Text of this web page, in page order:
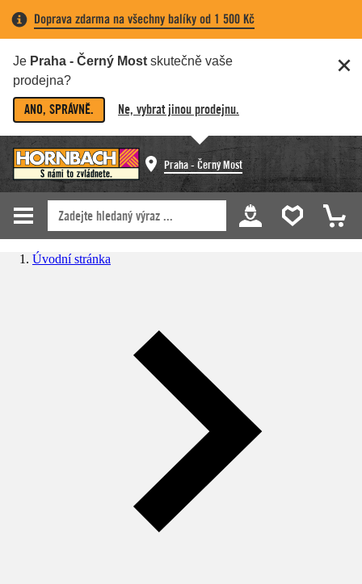
Doprava zdarma na všechny balíky od 1 500 Kč
Je Praha - Černý Most skutečně vaše
prodejna?
ANO, SPRÁVNĚ. Ne, vybrat jinou prodejnu.
Praha - Černý Most
Úvodní stránka